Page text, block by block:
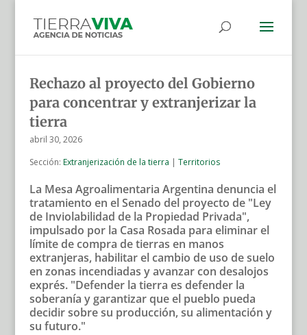
Rechazo al proyecto del Gobierno
para concentrar y extranjerizar la
tierra
abril 30, 2026
Sección: Extranjerización de la tierra | Territorios
La Mesa Agroalimentaria Argentina denuncia el
tratamiento en el Senado del proyecto de "Ley
de Inviolabilidad de la Propiedad Privada",
impulsado por la Casa Rosada para eliminar el
límite de compra de tierras en manos
extranjeras, habilitar el cambio de uso de suelo
en zonas incendiadas y avanzar con desalojos
exprés. "Defender la tierra es defender la
soberanía y garantizar que el pueblo pueda
decidir sobre su producción, su alimentación y
su futuro."